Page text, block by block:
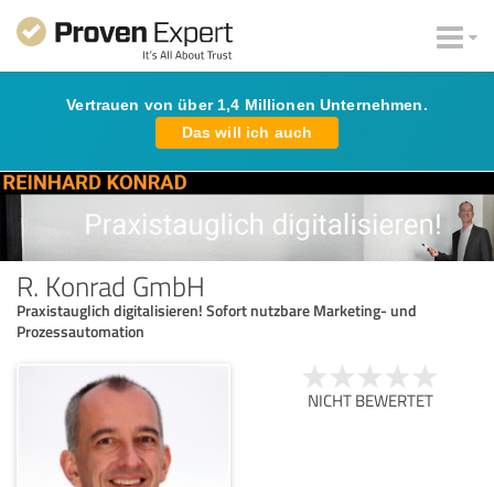
Vertrauen von über 1,4 Millionen Unternehmen.
Das will ich auch
R. Konrad GmbH
Praxistauglich digitalisieren! Sofort nutzbare Marketing- und
Prozessautomation
NICHT BEWERTET